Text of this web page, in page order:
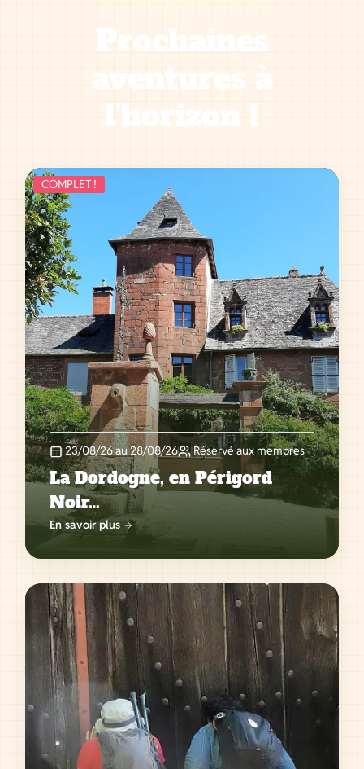
Prochaines
aventures à
l'horizon !
COMPLET !
23/08/26 au 28/08/26 Réservé aux membres
La Dordogne, en Périgord
Noir…
En savoir plus